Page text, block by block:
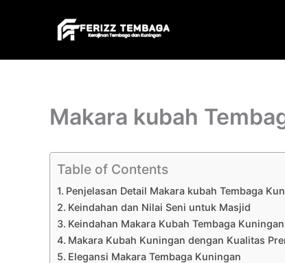
Makara kubah
Table of Contents
Penjelasan Detail Makara kubah Tembaga
Keindahan dan Nilai Seni untuk Masjid
Keindahan Makara Kubah Tembaga Kuningan
Makara Kubah Kuningan dengan Kualitas
Elegansi Makara Tembaga Kuningan